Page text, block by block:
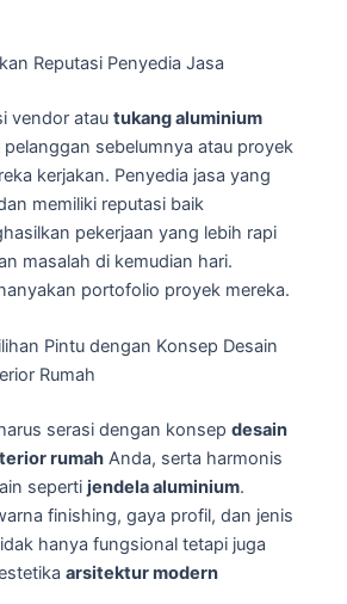
Reputasi Penyedia Jasa
vendor atau tukang aluminium
sebelumnya atau proyek
kerjakan. Penyedia jasa yang
memiliki reputasi baik
pekerjaan yang lebih rapi
masalah di kemudian hari.
portofolio proyek mereka.
Pintu dengan Konsep Desain
Rumah
serasi dengan konsep desain
rumah Anda, serta harmonis
seperti jendela aluminium.
finishing, gaya profil, dan jenis
hanya fungsional tetapi juga
arsitektur modern